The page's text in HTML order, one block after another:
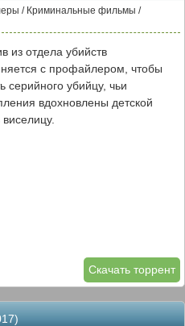
/ Криминальные фильмы /
из отдела убийств
с профайлером, чтобы
серийного убийцу, чьи
вдохновлены детской
виселицу.
Скачать торрент